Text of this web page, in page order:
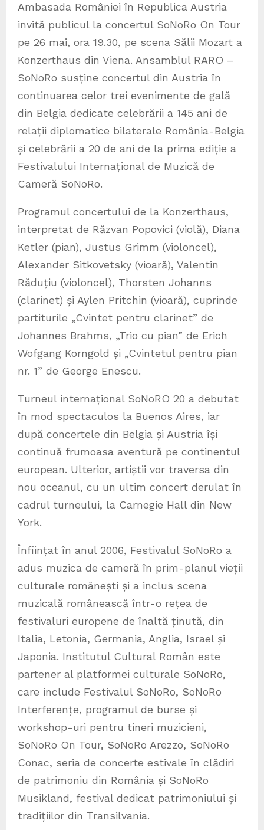
Ambasada României în Republica Austria
invită publicul la concertul SoNoRo On Tour
pe 26 mai, ora 19.30, pe scena Sălii Mozart a
Konzerthaus din Viena. Ansamblul RARO –
SoNoRo susține concertul din Austria în
continuarea celor trei evenimente de gală
din Belgia dedicate celebrării a 145 ani de
relații diplomatice bilaterale România-Belgia
și celebrării a 20 de ani de la prima ediție a
Festivalului Internațional de Muzică de
Cameră SoNoRo.
Programul concertului de la Konzerthaus,
interpretat de Răzvan Popovici (violă), Diana
Ketler (pian), Justus Grimm (violoncel),
Alexander Sitkovetsky (vioară), Valentin
Răduțiu (violoncel), Thorsten Johanns
(clarinet) și Aylen Pritchin (vioară), cuprinde
partiturile „Cvintet pentru clarinet” de
Johannes Brahms, „Trio cu pian” de Erich
Wofgang Korngold și „Cvintetul pentru pian
nr. 1” de George Enescu.
Turneul internațional SoNoRO 20 a debutat
în mod spectaculos la Buenos Aires, iar
după concertele din Belgia și Austria își
continuă frumoasa aventură pe continentul
european. Ulterior, artiștii vor traversa din
nou oceanul, cu un ultim concert derulat în
cadrul turneului, la Carnegie Hall din New
York.
Înființat în anul 2006, Festivalul SoNoRo a
adus muzica de cameră în prim-planul vieții
culturale românești și a inclus scena
muzicală românească într-o rețea de
festivaluri europene de înaltă ținută, din
Italia, Letonia, Germania, Anglia, Israel și
Japonia. Institutul Cultural Român este
partener al platformei culturale SoNoRo,
care include Festivalul SoNoRo, SoNoRo
Interferențe, programul de burse și
workshop-uri pentru tineri muzicieni,
SoNoRo On Tour, SoNoRo Arezzo, SoNoRo
Conac, seria de concerte estivale în clădiri
de patrimoniu din România și SoNoRo
Musikland, festival dedicat patrimoniului și
tradițiilor din Transilvania.